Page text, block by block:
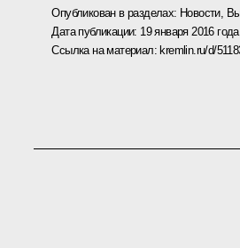
Опубликован в разделах: Новости,
Дата публикации: 19 января 2016
Ссылка на материал: kremlin.ru/d/